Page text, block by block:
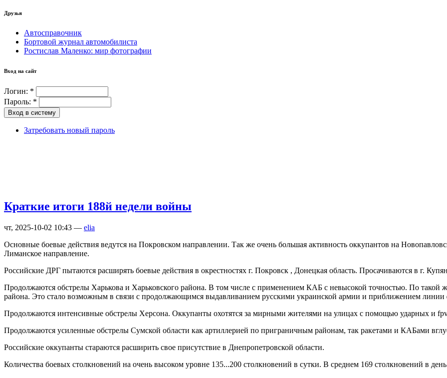
Друзья
Автосправочник
Бортовой журнал автомобилиста
Ростислав Маленко: мир фотографии
Вход на сайт
Логин: *
Пароль: *
Затребовать новый пароль
Краткие итоги 188й недели войны
чт, 2025-10-02 10:43 — elia
Основные боевые действия ведутся на Покровском направлении. Так же очень большая активность оккупантов на
Лиманское направление.
Российские ДРГ пытаются расширять боевые действия в окрестностях г. Покровск , Донецкая область. Просачиваются в г.
Продолжаются обстрелы Харькова и Харьковского района. В том числе с применением КАБ с невысокой точностью. По такой
района. Это стало возможным в связи с продолжающимся выдавливанием русскими украинской армии и приближением линии
Продолжаются интенсивные обстрелы Херсона. Оккупанты охотятся за мирными жителями на улицах с помощью ударных и
Продолжаются усиленные обстрелы Сумской области как артиллерией по приграничным районам, так ракетами и КАБами
Российские оккупанты стараются расширить свое присутствие в Днепропетровской области.
Количества боевых столкновений на очень высоком уровне 135...200 столкновений в сутки. В среднем 169 столкновений в